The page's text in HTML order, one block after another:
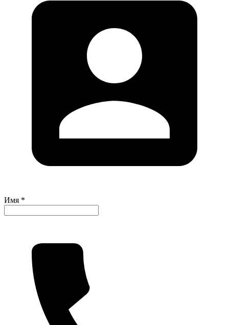
Имя *